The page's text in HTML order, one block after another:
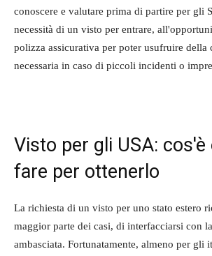
conoscere e valutare prima di partire per gli
necessità di un visto per entrare,
polizza assicurativa per poter usufruire della
necessaria in caso di piccoli incidenti o
Visto per gli USA: cos'è
fare per ottenerlo
La richiesta di un visto per uno stato estero
maggior parte dei casi, di interfacciarsi con
ambasciata. Fortunatamente, almeno per gli